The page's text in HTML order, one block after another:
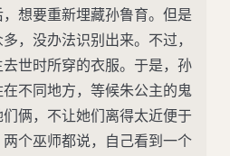
想要重新埋藏孙鲁育。但是
，没办法识别出来。不过，
世时所穿的衣服。于是，孙
不同地方，等候朱公主的鬼
俩，不让她们离得太近便于
个巫师都说，自己看到一个